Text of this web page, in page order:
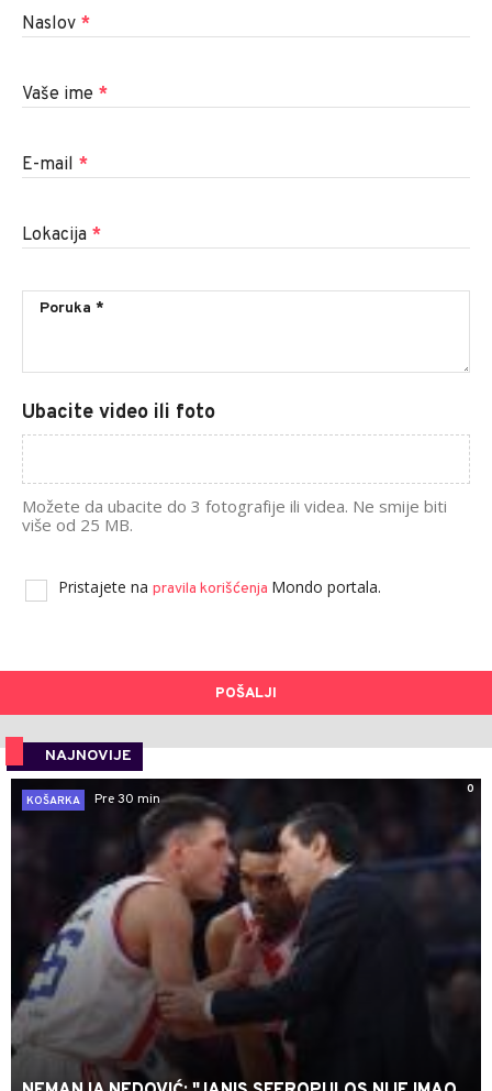
Naslov *
Vaše ime *
E-mail *
Lokacija *
Ubacite video ili foto
Možete da ubacite do 3 fotografije ili videa. Ne smije biti
više od 25 MB.
Pristajete na pravila korišćenja Mondo portala.
POŠALJI
NAJNOVIJE
0
KOŠARKA
Pre 30 min